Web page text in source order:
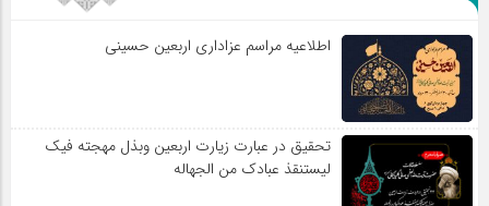
اطلاعیه مراسم عزاداری اربعین حسینی
تحقیق در عبارت زیارت اربعین وبذل مهجته فیک
لیستنقذ عبادک من الجهاله